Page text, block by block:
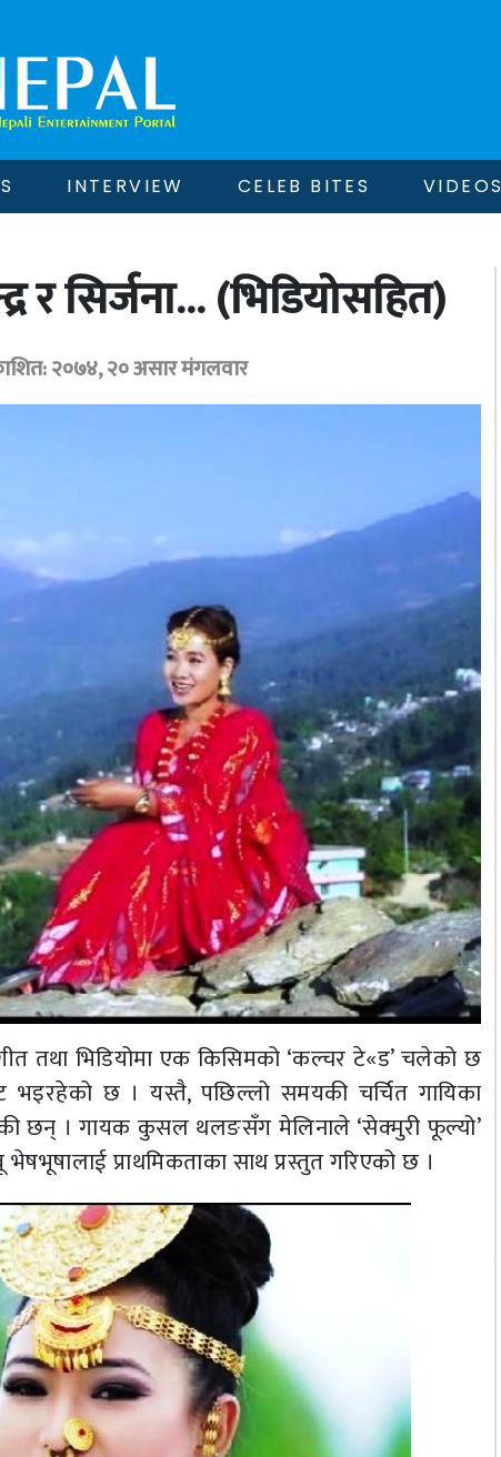
INTERVIEW CELEB BITES VIDEOS
र सिर्जना… (भिडियोसहित)
२०७४, २० असार मंगलवार
तथा भिडियोमा एक किसिमको ‘कल्चर टे«ड’ चलेको छ
भइरहेको छ । यस्तै, पछिल्लो समयकी चर्चित गायिका
छन् । गायक कुसल थलङसँग मेलिनाले ‘सेक्मुरी फूल्यो’
प्राथमिकताका साथ प्रस्तुत गरिएको छ ।